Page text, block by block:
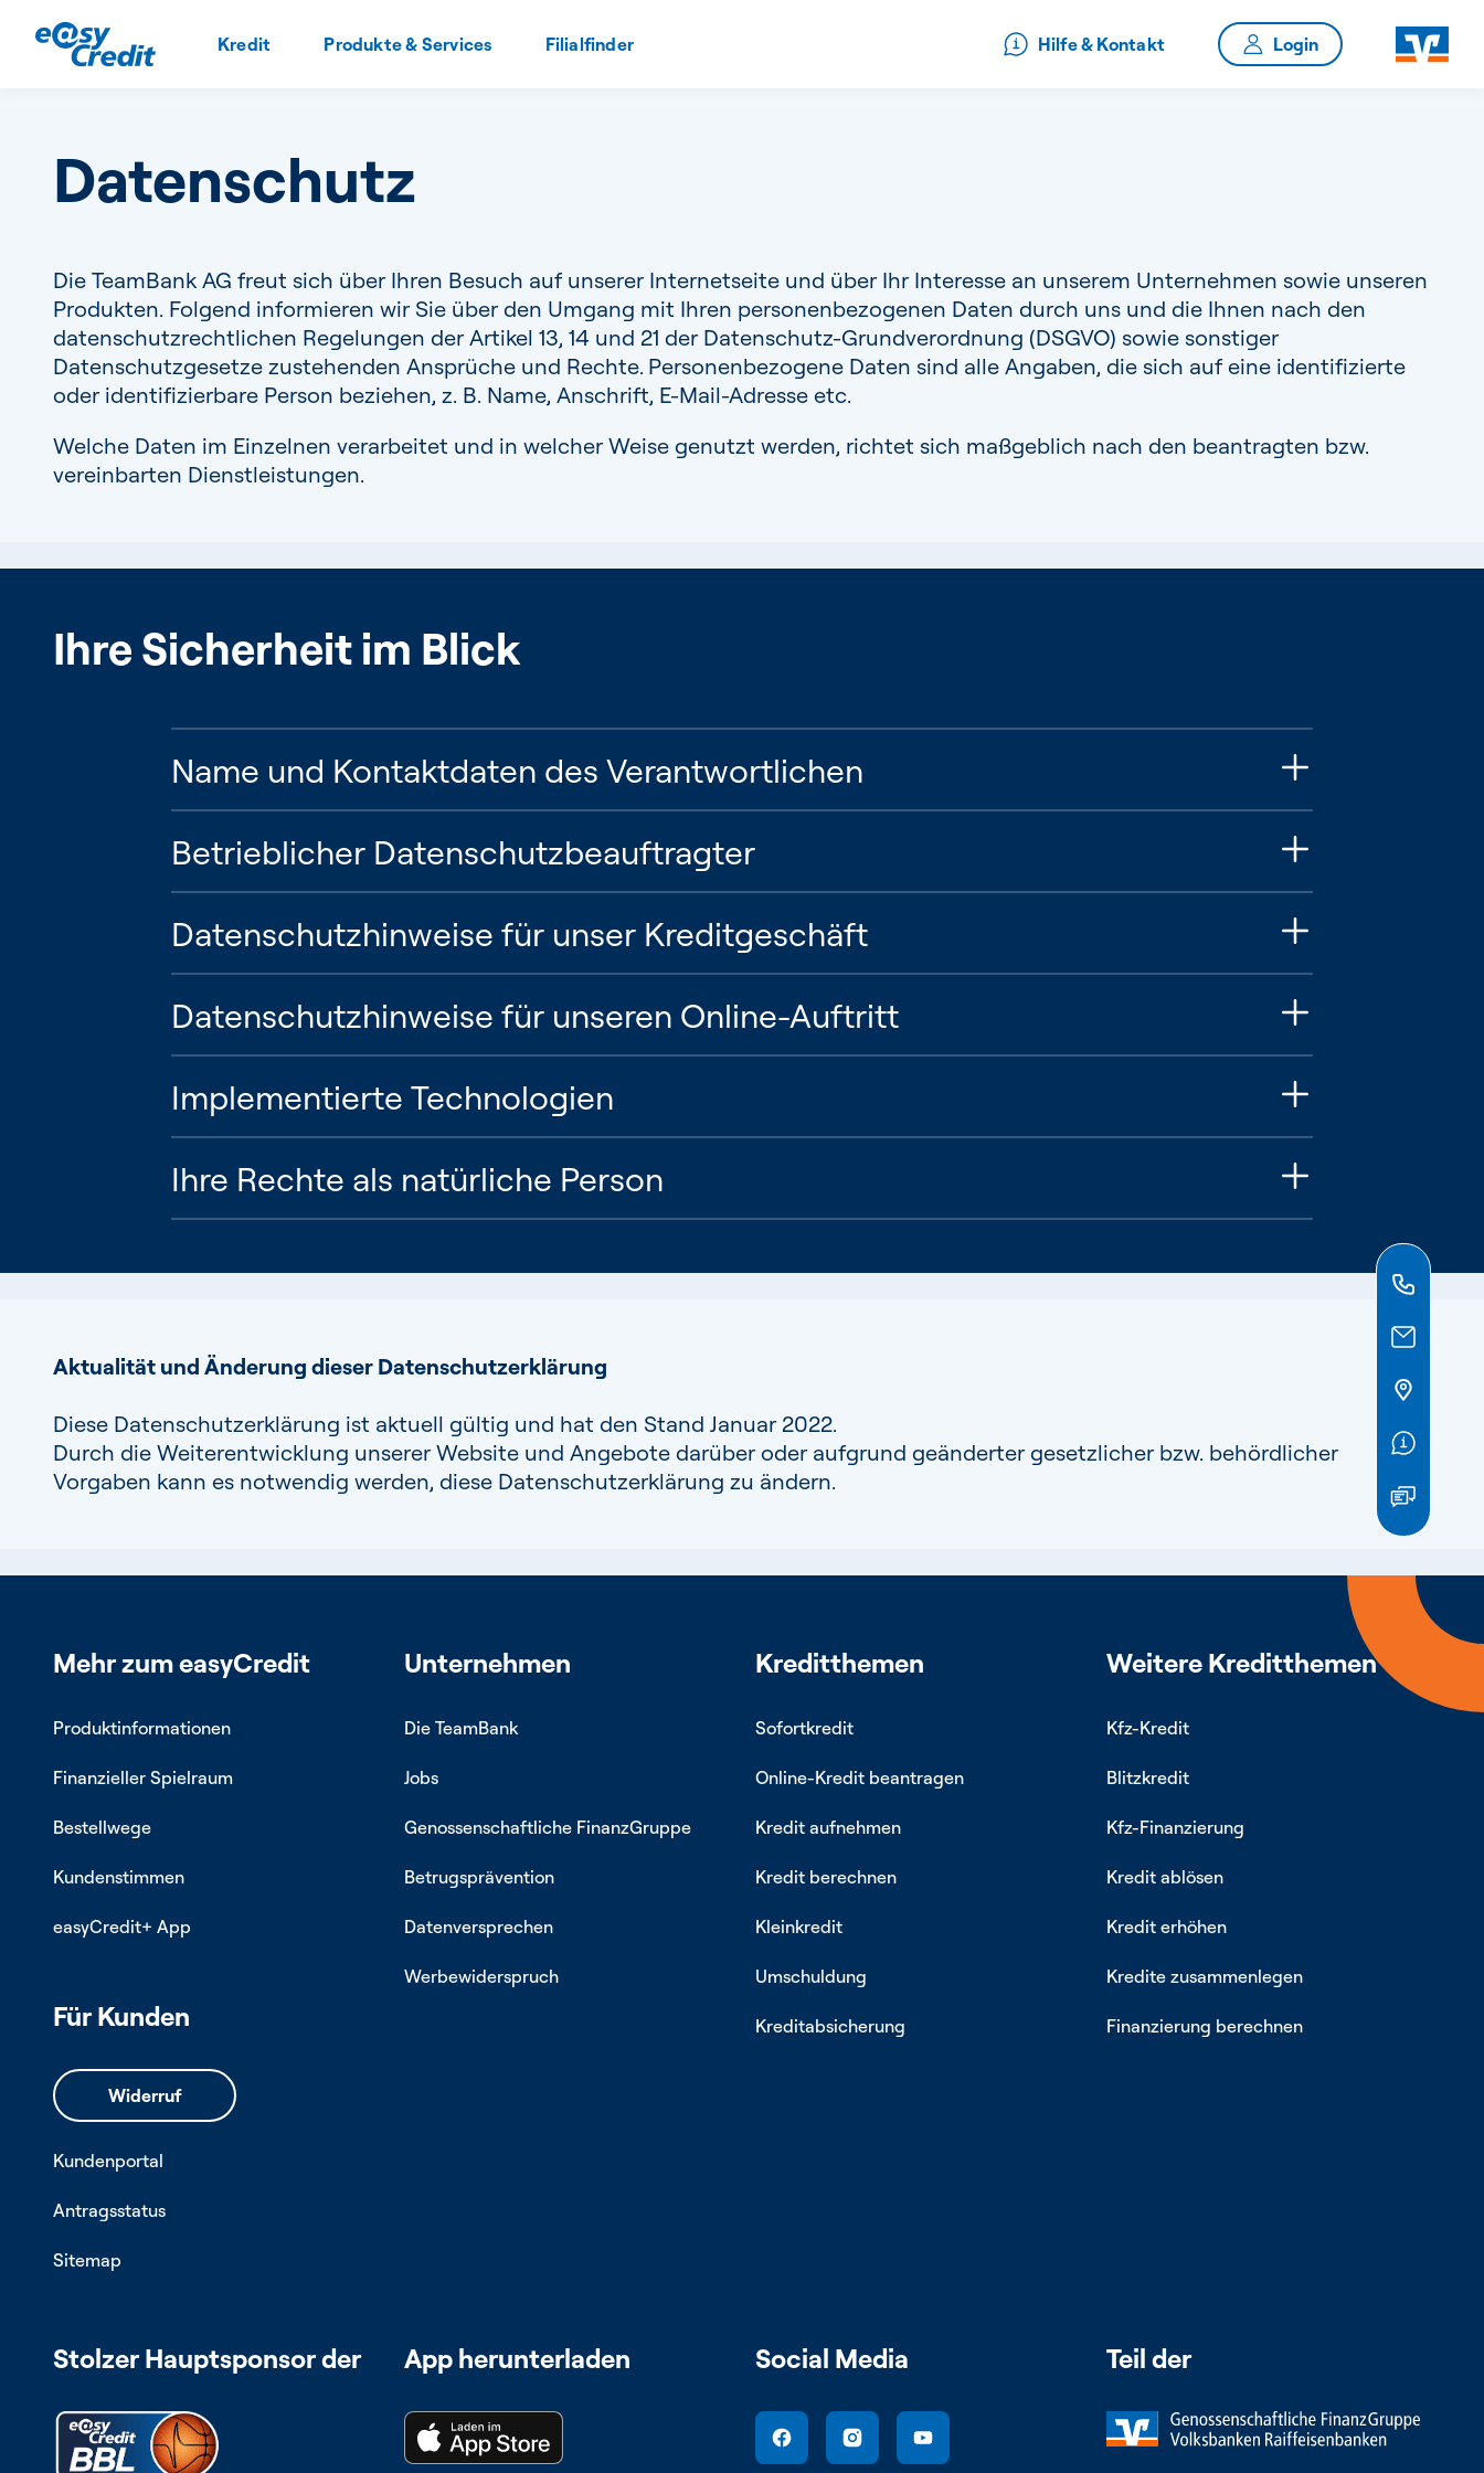
Kredit Produkte & Services Filialfinder Hilfe & Kontakt
Datenschutz
Die TeamBank AG freut sich über Ihren Besuch auf unserer Internetseite und über Ihr Interesse an unserem Unternehmen sowie unseren
Produkten. Folgend informieren wir Sie über den Umgang mit Ihren personenbezogenen Daten durch uns und die Ihnen nach den
datenschutzrechtlichen Regelungen der Artikel 13, 14 und 21 der Datenschutz-Grundverordnung (DSGVO) sowie sonstiger
Datenschutzgesetze zustehenden Ansprüche und Rechte. Personenbezogene Daten sind alle Angaben, die sich auf eine identifizierte
oder identifizierbare Person beziehen, z. B. Name, Anschrift, E-Mail-Adresse etc.
Welche Daten im Einzelnen verarbeitet und in welcher Weise genutzt werden, richtet sich maßgeblich nach den beantragten bzw.
vereinbarten Dienstleistungen.
Ihre Sicherheit im Blick
Name und Kontaktdaten des Verantwortlichen
Betrieblicher Datenschutzbeauftragter
Datenschutzhinweise für unser Kreditgeschäft
Datenschutzhinweise für unseren Online-Auftritt
Implementierte Technologien
Ihre Rechte als natürliche Person
Aktualität und Änderung dieser Datenschutzerklärung
Diese Datenschutzerklärung ist aktuell gültig und hat den Stand Januar 2022.
Durch die Weiterentwicklung unserer Website und Angebote darüber oder aufgrund geänderter gesetzlicher bzw. behördlicher
Vorgaben kann es notwendig werden, diese Datenschutzerklärung zu ändern.
Mehr zum easyCredit
Produktinformationen
Finanzieller Spielraum
Bestellwege
Kundenstimmen
easyCredit+ App
Für Kunden
Kundenportal
Antragsstatus
Sitemap
Unternehmen
Die TeamBank
Jobs
Genossenschaftliche FinanzGruppe
Betrugsprävention
Datenversprechen
Werbewiderspruch
Kreditthemen
Sofortkredit
Online-Kredit beantragen
Kredit aufnehmen
Kredit berechnen
Kleinkredit
Umschuldung
Kreditabsicherung
Weitere Kreditthemen
Kfz-Kredit
Blitzkredit
Kfz-Finanzierung
Kredit ablösen
Kredit erhöhen
Kredite zusammenlegen
Finanzierung berechnen
Stolzer Hauptsponsor der App herunterladen Social Media Teil der